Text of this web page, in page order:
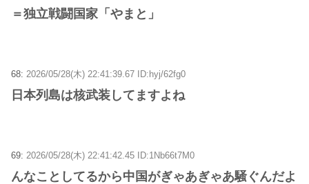
＝独立戦闘国家「やまと」
68: 2026/05/28(木) 22:41:39.67 ID:hyj/62fg0
日本列島は核武装してますよね
69: 2026/05/28(木) 22:41:42.45 ID:1Nb66t7M0
んなことしてるから中国がぎゃあぎゃあ騒ぐんだよ